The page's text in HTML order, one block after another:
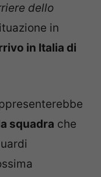
dello
in
in Italia di
squadra che